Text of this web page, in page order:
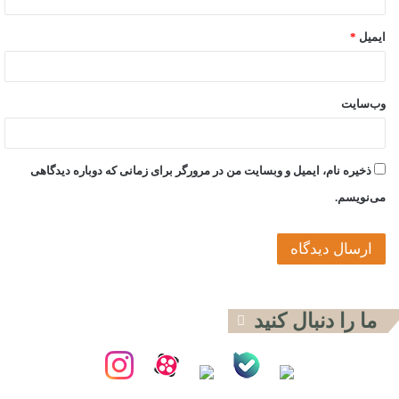
برخلاف داعش که رعب‌افکنی و ایجاد وحشت را جزو راهبردهای
اصلی خود می‌داند، ایمن الظواهری در کتاب «سواران زیر پرچم
همراه گردد و خشونت بیش از حد و همچنین خشونت علیه سایر
خود موفق نبوده است. در بسیاری از عملیات‌های آنان مردم عادی
عملیات‌هایی مانند یازده سپتامبر این است که چاره دیگری نیست!
ابومحمد المقدسی برجسته‌ترین ایدئولوگ کنونی سلفیه جهادی در
نامه‌نگاری‌هایی که با او داشت، او را به شدت از این کار
بازمی‌داشت. ایمن الظواهری رهبر کنونی القاعده نیز کشتار
ایمیل *
وب‌سایت
ذخیره نام، ایمیل و وبسایت من در مرورگر برای زمانی که دوباره دیدگاهی
می‌نویسم.
ما را دنبال کنید